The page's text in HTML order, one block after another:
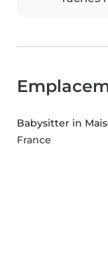
Babysitter in
France